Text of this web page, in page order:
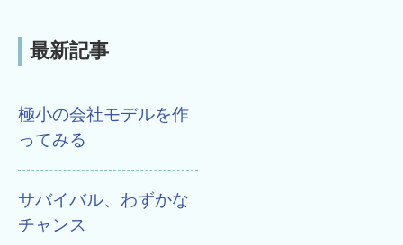
最新記事
極小の会社モデルを作
ってみる
サバイバル、わずかな
チャンス